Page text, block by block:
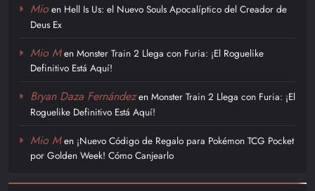
Mioen Hell Is Us: el Nuevo Souls Apocalíptico del Creador de
Deus Ex
Mio Men Monster Train 2 Llega con Furia: ¡El Roguelike
Definitivo Está Aquí!
Bryan Daza Fernándezen Monster Train 2 Llega con Furia: ¡El
Roguelike Definitivo Está Aquí!
Mio Men ¡Nuevo Código de Regalo para Pokémon TCG Pocket
por Golden Week! Cómo Canjearlo